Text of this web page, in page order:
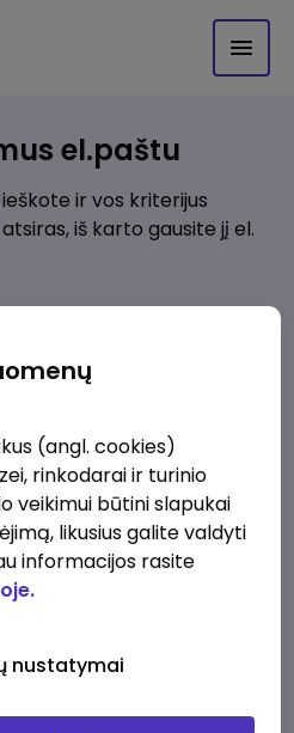
el.paštu
ir vos kriterijus
iš karto gausite jį el.
jus domina?
(angl. cookies)
rinkodarai ir turinio
veikimui būtini slapukai
likusius galite valdyti
informacijos rasite
nustatymai